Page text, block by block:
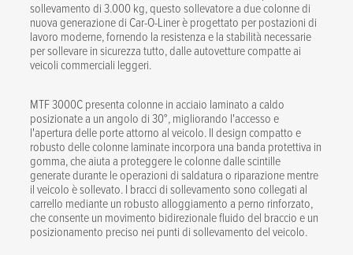
sollevamento di 3.000 kg, questo sollevatore a due colonne di
nuova generazione di Car-O-Liner è progettato per postazioni di
lavoro moderne, fornendo la resistenza e la stabilità necessarie
per sollevare in sicurezza tutto, dalle autovetture compatte ai
veicoli commerciali leggeri.
MTF 3000C presenta colonne in acciaio laminato a caldo
posizionate a un angolo di 30°, migliorando l'accesso e
l'apertura delle porte attorno al veicolo. Il design compatto e
robusto delle colonne laminate incorpora una banda protettiva in
gomma, che aiuta a proteggere le colonne dalle scintille
generate durante le operazioni di saldatura o riparazione mentre
il veicolo è sollevato. I bracci di sollevamento sono collegati al
carrello mediante un robusto alloggiamento a perno rinforzato,
che consente un movimento bidirezionale fluido del braccio e un
posizionamento preciso nei punti di sollevamento del veicolo.